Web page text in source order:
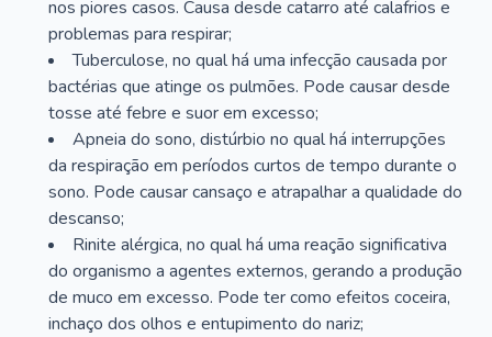
nos piores casos. Causa desde catarro até calafrios e
problemas para respirar;
Tuberculose, no qual há uma infecção causada por
bactérias que atinge os pulmões. Pode causar desde
tosse até febre e suor em excesso;
Apneia do sono, distúrbio no qual há interrupções
da respiração em períodos curtos de tempo durante o
sono. Pode causar cansaço e atrapalhar a qualidade do
descanso;
Rinite alérgica, no qual há uma reação significativa
do organismo a agentes externos, gerando a produção
de muco em excesso. Pode ter como efeitos coceira,
inchaço dos olhos e entupimento do nariz;